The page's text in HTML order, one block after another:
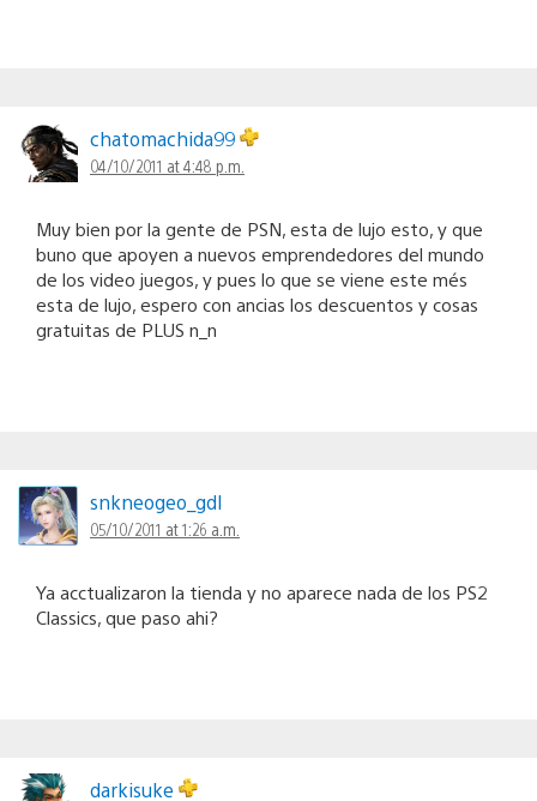
chatomachida99
04/10/2011 at 4:48 p.m.
Muy bien por la gente de PSN, esta de lujo esto, y que
buno que apoyen a nuevos emprendedores del mundo
de los video juegos, y pues lo que se viene este més
esta de lujo, espero con ancias los descuentos y cosas
gratuitas de PLUS n_n
snkneogeo_gdl
05/10/2011 at 1:26 a.m.
Ya acctualizaron la tienda y no aparece nada de los PS2
Classics, que paso ahi?
darkisuke